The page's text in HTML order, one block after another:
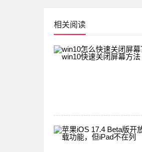
相关阅读